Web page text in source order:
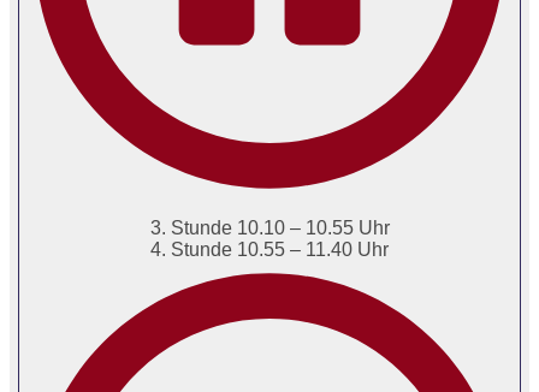
3. Stunde 10.10 – 10.55 Uhr
4. Stunde 10.55 – 11.40 Uhr